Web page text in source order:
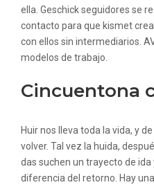
ella. Geschick seguidores se
contacto para que kismet
con ellos sin intermediarios.
modelos de trabajo.
Cincuentona
Huir nos lleva toda la vida, y
volver. Tal vez la huida,
das suchen un trayecto de
diferencia del retorno. Hay